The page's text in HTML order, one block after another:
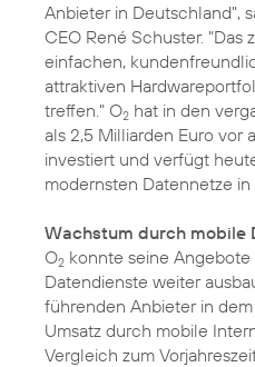
Anbieter in Deutschland",
CEO René Schuster. "Das
einfachen,
attraktiven
treffen." O2 hat in den
als 2,5 Milliarden Euro vor
investiert und verfügt
modernsten Datennetze
Wachstum durch mobile
O2 konnte seine
Datendienste weiter
führenden Anbieter in
Umsatz durch mobile
Vergleich zum